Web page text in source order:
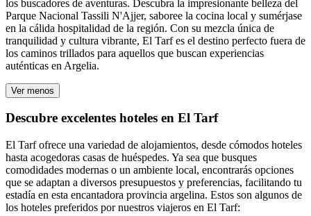
los buscadores de aventuras. Descubra la impresionante belleza del
Parque Nacional Tassili N'Ajjer, saboree la cocina local y sumérjase
en la cálida hospitalidad de la región. Con su mezcla única de
tranquilidad y cultura vibrante, El Tarf es el destino perfecto fuera de
los caminos trillados para aquellos que buscan experiencias
auténticas en Argelia.
Ver menos
Descubre excelentes hoteles en El Tarf
El Tarf ofrece una variedad de alojamientos, desde cómodos hoteles
hasta acogedoras casas de huéspedes. Ya sea que busques
comodidades modernas o un ambiente local, encontrarás opciones
que se adaptan a diversos presupuestos y preferencias, facilitando tu
estadía en esta encantadora provincia argelina. Estos son algunos de
los hoteles preferidos por nuestros viajeros en El Tarf: